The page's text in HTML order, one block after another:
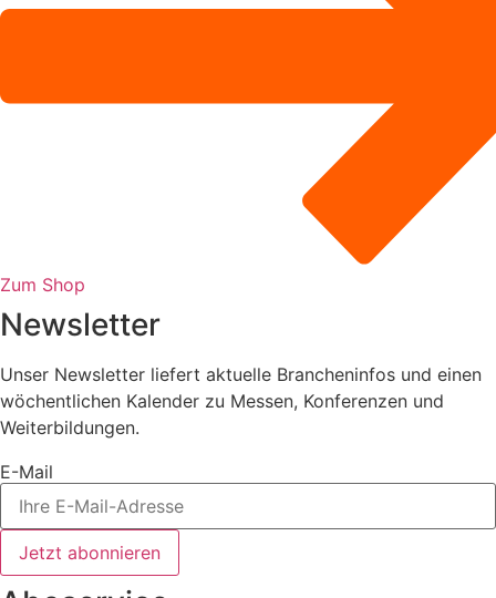
Zum Shop
Newsletter
Unser Newsletter liefert aktuelle Brancheninfos und einen
wöchentlichen Kalender zu Messen, Konferenzen und
Weiterbildungen.
E-Mail
Jetzt abonnieren